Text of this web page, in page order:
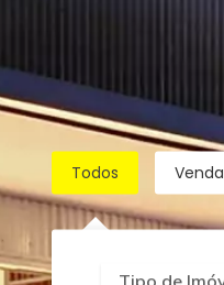
Todos Venda